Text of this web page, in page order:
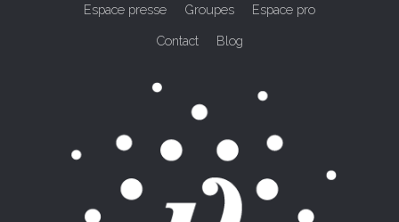
Espace presse Groupes Espace pro
Contact Blog